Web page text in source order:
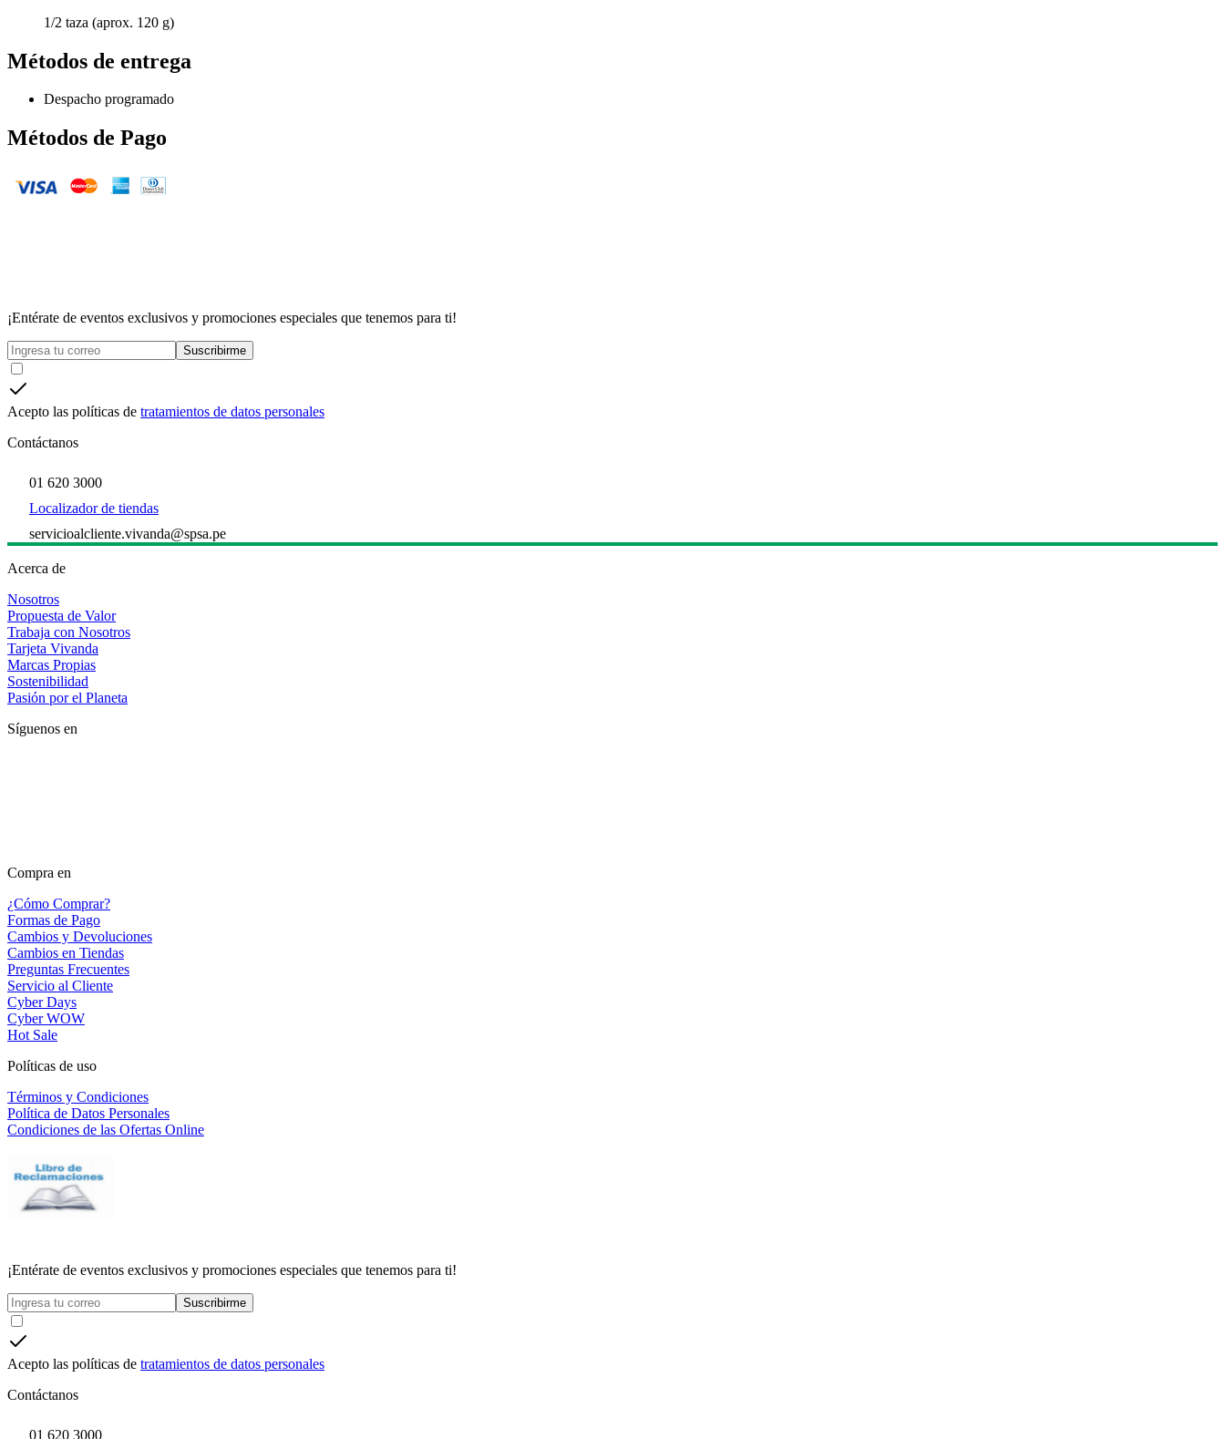
1/2 taza (aprox. 120 g)
Métodos de entrega
Despacho programado
Métodos de Pago
¡Entérate de eventos exclusivos y promociones especiales que tenemos para ti!
Suscribirme
Acepto las políticas de tratamientos de datos personales
Contáctanos
01 620 3000
Localizador de tiendas
servicioalcliente.vivanda@spsa.pe
Acerca de
Nosotros
Propuesta de Valor
Trabaja con Nosotros
Tarjeta Vivanda
Marcas Propias
Sostenibilidad
Pasión por el Planeta
Síguenos en
Compra en
¿Cómo Comprar?
Formas de Pago
Cambios y Devoluciones
Cambios en Tiendas
Preguntas Frecuentes
Servicio al Cliente
Cyber Days
Cyber WOW
Hot Sale
Políticas de uso
Términos y Condiciones
Política de Datos Personales
Condiciones de las Ofertas Online
¡Entérate de eventos exclusivos y promociones especiales que tenemos para ti!
Suscribirme
Acepto las políticas de tratamientos de datos personales
Contáctanos
01 620 3000